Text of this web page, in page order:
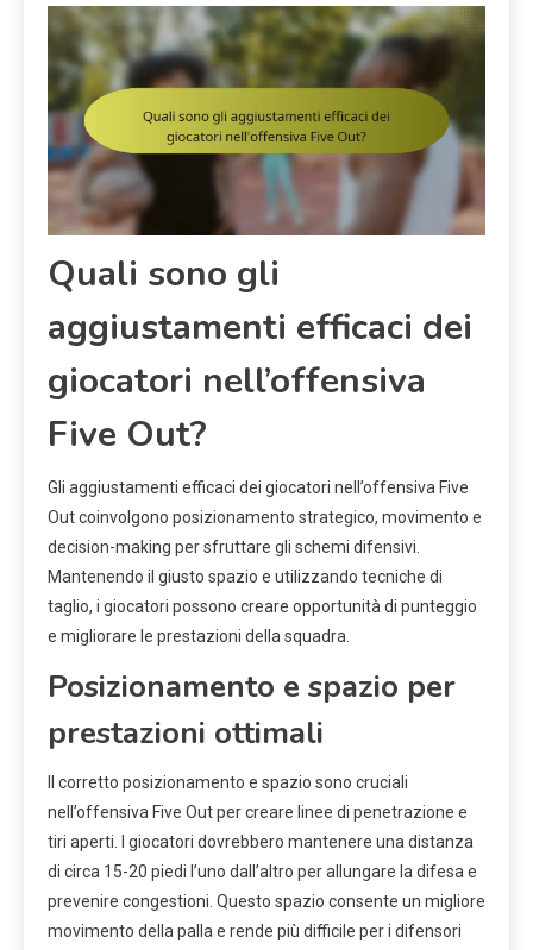
Quali sono gli
aggiustamenti efficaci dei
giocatori nell’offensiva
Five Out?
Gli aggiustamenti efficaci dei giocatori nell’offensiva Five
Out coinvolgono posizionamento strategico, movimento e
decision-making per sfruttare gli schemi difensivi.
Mantenendo il giusto spazio e utilizzando tecniche di
taglio, i giocatori possono creare opportunità di punteggio
e migliorare le prestazioni della squadra.
Posizionamento e spazio per
prestazioni ottimali
Il corretto posizionamento e spazio sono cruciali
nell’offensiva Five Out per creare linee di penetrazione e
tiri aperti. I giocatori dovrebbero mantenere una distanza
di circa 15-20 piedi l’uno dall’altro per allungare la difesa e
prevenire congestioni. Questo spazio consente un migliore
movimento della palla e rende più difficile per i difensori